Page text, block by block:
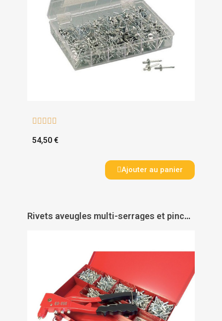
    
54,50 €
Ajouter au panier
Rivets aveugles multi-serrages et pince à rivets en coffret Gomulti - DEGOMETAL